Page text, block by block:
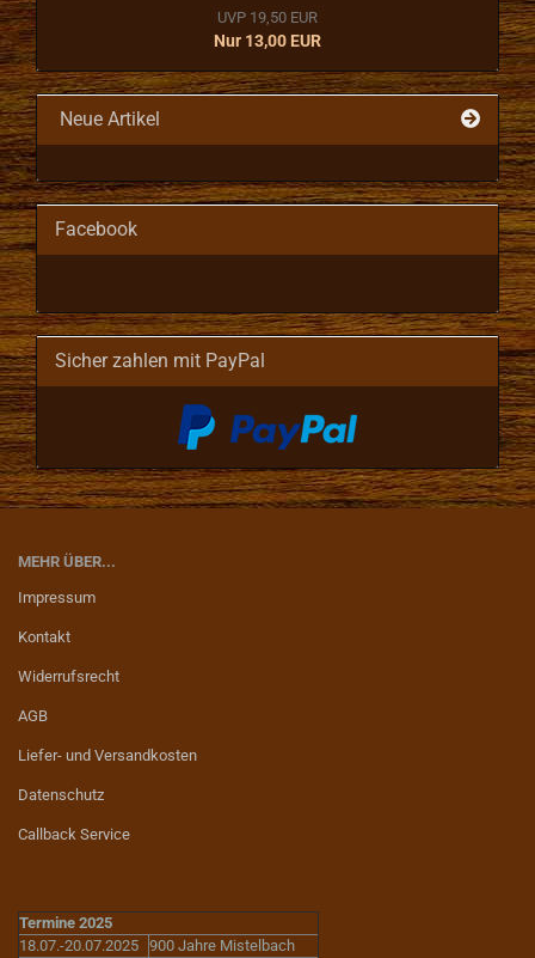
UVP 19,50 EUR
Nur 13,00 EUR
Neue Artikel
Facebook
Sicher zahlen mit PayPal
MEHR ÜBER...
Impressum
Kontakt
Widerrufsrecht
AGB
Liefer- und Versandkosten
Datenschutz
Callback Service
Termine 2025
18.07.-20.07.2025 900 Jahre Mistelbach